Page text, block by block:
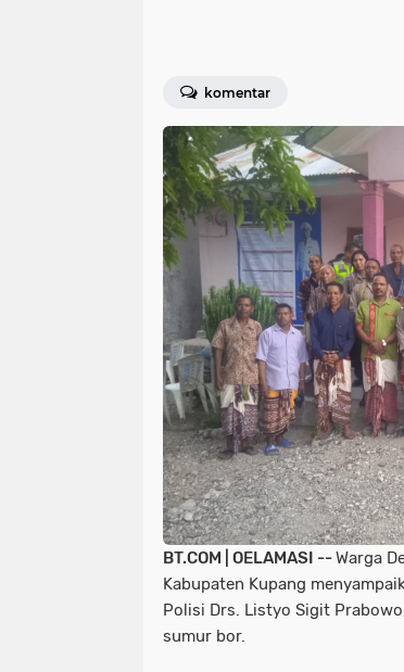
komentar
BT.COM | OELAMASI --Warga
Kabupaten Kupang
Polisi Drs. Listyo Sigit
sumur bor.